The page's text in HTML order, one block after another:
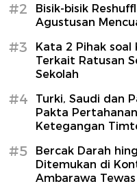
#2
Bisik-bisik
Agustusan
#3
Kata 2 Pihak soal
Terkait Ratusan
Sekolah
#4
Turki, Saudi dan
Pakta
Ketegangan
#5
Bercak Darah
Ditemukan di
Ambarawa